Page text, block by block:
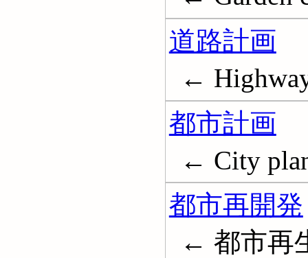
道路計画
←
都市計画
← City
都市再開発
← 都市再